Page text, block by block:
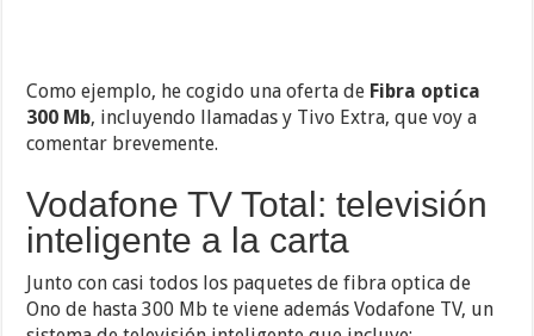
Como ejemplo, he cogido una oferta de Fibra optica
300 Mb, incluyendo llamadas y Tivo Extra, que voy a
comentar brevemente.
Vodafone TV Total: televisión
inteligente a la carta
Junto con casi todos los paquetes de fibra optica de
Ono de hasta 300 Mb te viene además Vodafone TV, un